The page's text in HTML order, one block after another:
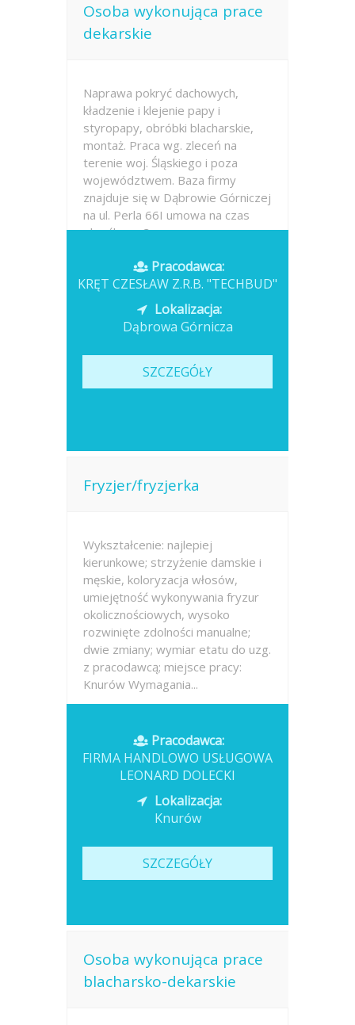
Osoba wykonująca prace
dekarskie
Naprawa pokryć dachowych,
kładzenie i klejenie papy i
styropapy, obróbki blacharskie,
montaż. Praca wg. zleceń na
terenie woj. Śląskiego i poza
województwem. Baza firmy
znajduje się w Dąbrowie Górniczej
na ul. Perla 66I umowa na czas
określony- 3...
Opublikowano: wczoraj
Pracodawca:
KRĘT CZESŁAW Z.R.B. "TECHBUD"
Lokalizacja:
Dąbrowa Górnicza
SZCZEGÓŁY
Fryzjer/fryzjerka
Wykształcenie: najlepiej
kierunkowe; strzyżenie damskie i
męskie, koloryzacja włosów,
umiejętność wykonywania fryzur
okolicznościowych, wysoko
rozwinięte zdolności manualne;
dwie zmiany; wymiar etatu do uzg.
z pracodawcą; miejsce pracy:
Knurów Wymagania...
Pracodawca:
FIRMA HANDLOWO USŁUGOWA
LEONARD DOLECKI
Lokalizacja:
Knurów
SZCZEGÓŁY
Osoba wykonująca prace
blacharsko-dekarskie